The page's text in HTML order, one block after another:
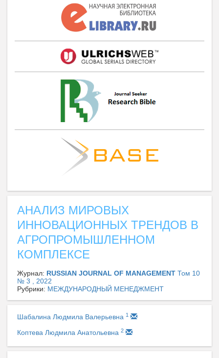
АНАЛИЗ МИРОВЫХ
ИННОВАЦИОННЫХ ТРЕНДОВ В
АГРОПРОМЫШЛЕННОМ
КОМПЛЕКСЕ
Журнал: RUSSIAN JOURNAL OF MANAGEMENT Том 10
№ 3 , 2022
Рубрики: МЕЖДУНАРОДНЫЙ МЕНЕДЖМЕНТ
Шабалина Людмила Валерьевна 1
Коптева Людмила Анатольевна 2